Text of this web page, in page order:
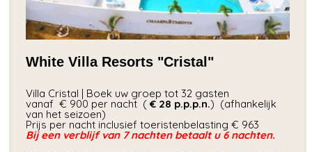
White Villa Resorts "Cristal"
Villa Cristal | Boek uw groep tot 32 gasten
vanaf € 900 per nacht (€ 28 p.p.p.n.) (afhankelijk
van het seizoen)
Prijs per nacht inclusief toeristenbelasting € 963
Bij een verblijf van 7 nachten betaalt u 6 nachten.